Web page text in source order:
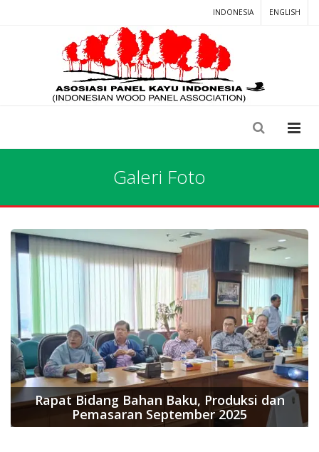
INDONESIA ENGLISH
Galeri Foto
Rapat Bidang Bahan Baku, Produksi dan
Pemasaran September 2025